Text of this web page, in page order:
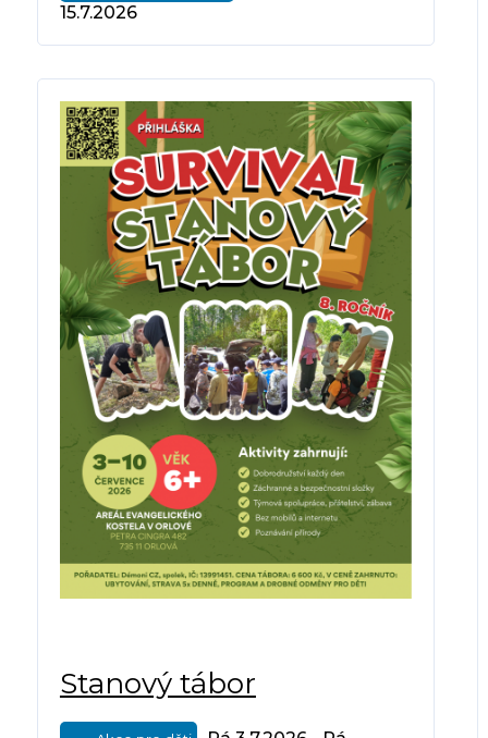
15.7.2026
Stanový tábor